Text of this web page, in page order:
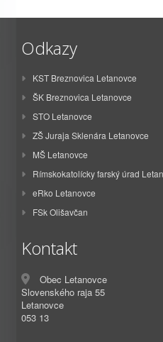
Odkazy
KST Breznovica Letanovce
ŠK Breznovica Letanovce
STO Letanovce
ZŠ Juraja Sklenára Letanovce
MŠ Letanovce
Rímskokatolícky farský úrad
eRko Letanovce
FSk Olišavčan
Kontakt
Obec Letanovce
Slovenského raja 55
Letanovce
053 13